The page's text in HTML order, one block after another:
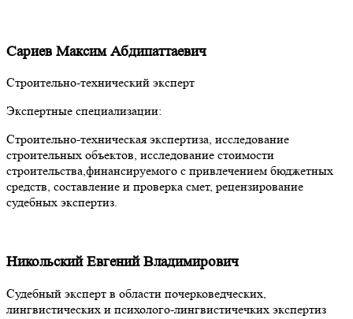
Сариев Максим Абдипаттаевич
Строительно-технический эксперт
Экспертные специализации:
Строительно-техническая экспертиза, исследование
строительных объектов, исследование стоимости
строительства,финансируемого с привлечением бюджетных
средств, составление и проверка смет, рецензирование
судебных экспертиз.
Никольский Евгений Владимирович
Cудебный эксперт в области почерковедческих,
лингвистических и психолого-лингвистичечких экспертиз